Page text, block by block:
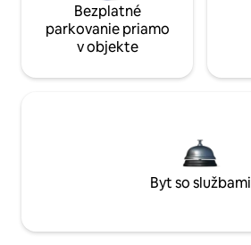
Bezplatné
parkovanie priamo
v objekte
Byt so službami